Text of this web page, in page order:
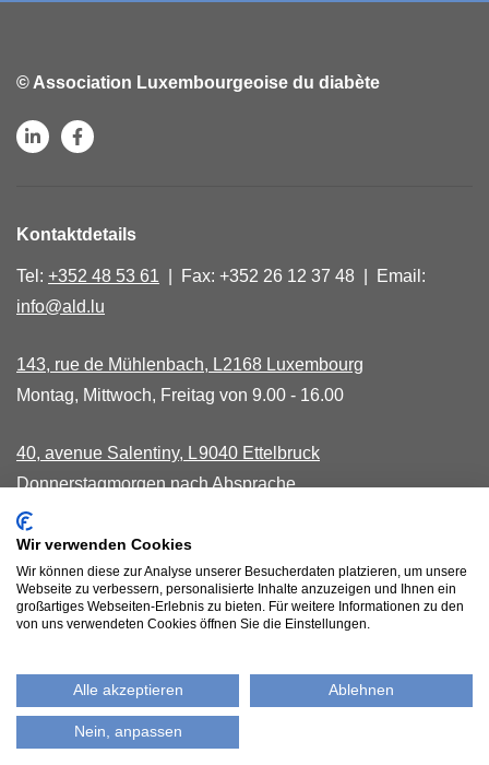
© Association Luxembourgeoise du diabète
Kontaktdetails
Tel: +352 48 53 61 | Fax: +352 26 12 37 48 | Email:
info@ald.lu
143, rue de Mühlenbach, L2168 Luxembourg
Montag, Mittwoch, Freitag von 9.00 - 16.00
40, avenue Salentiny, L 9040 Ettelbruck
Donnerstagmorgen nach Absprache
Bankkonten
Datenschutzbestimmungen
Wir verwenden Cookies
Wir können diese zur Analyse unserer Besucherdaten platzieren, um unsere
Webseite zu verbessern, personalisierte Inhalte anzuzeigen und Ihnen ein
großartiges Webseiten-Erlebnis zu bieten. Für weitere Informationen zu den
von uns verwendeten Cookies öffnen Sie die Einstellungen.
Alle akzeptieren Ablehnen
Nein, anpassen